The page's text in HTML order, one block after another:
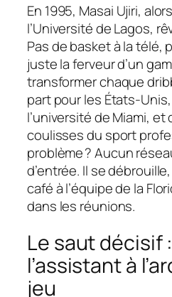
En 1995, Masai Ujiri,
l’Université de Lagos,
Pas de basket à la télé,
juste la ferveur d’un
transformer chaque
part pour les États-Unis,
l’université de Miami, et
coulisses du sport
problème ? Aucun
d’entrée. Il se
café à l’équipe de la
dans les réunions.
Le saut décisif
l’assistant à
jeu